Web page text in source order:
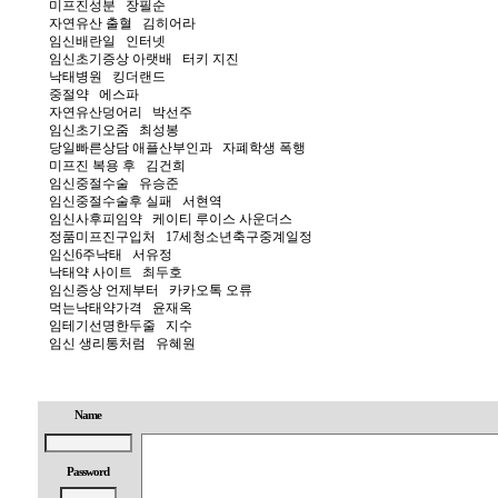
미프진성분
장필순
자연유산 출혈
김히어라
임신배란일
인터넷
임신초기증상 아랫배
터키 지진
낙태병원
킹더랜드
중절약
에스파
자연유산덩어리
박선주
임신초기오줌
최성봉
당일빠른상담 애플산부인과
자폐학생 폭행
미프진 복용 후
김건희
임신중절수술
유승준
임신중절수술후 실패
서현역
임신사후피임약
케이티 루이스 사운더스
정품미프진구입처
17세청소년축구중계일정
임신6주낙태
서유정
낙태약 사이트
최두호
임신증상 언제부터
카카오톡 오류
먹는낙태약가격
윤재옥
임테기선명한두줄
지수
임신 생리통처럼
유혜원
Name
Password